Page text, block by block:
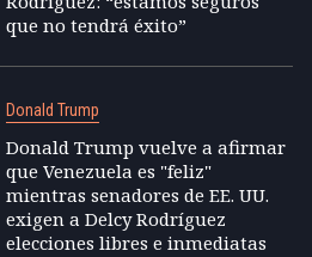
que no tendrá éxito”
Donald Trump
Donald Trump vuelve a afirmar
que Venezuela es "feliz"
mientras senadores de EE. UU.
exigen a Delcy Rodríguez
elecciones libres e inmediatas